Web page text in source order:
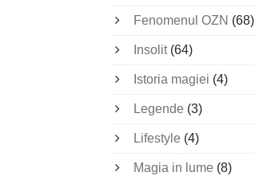
Fenomenul OZN (68)
Insolit(64)
Istoria magiei (4)
Legende (3)
Lifestyle (4)
Magia in lume (8)